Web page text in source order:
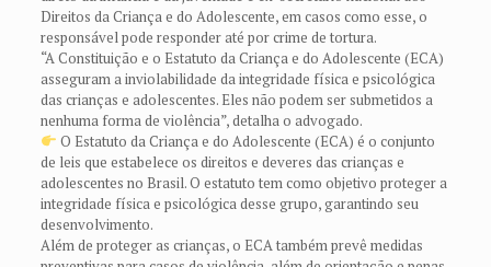
Direitos da Criança e do Adolescente, em casos como esse, o
responsável pode responder até por crime de tortura.
“A Constituição e o Estatuto da Criança e do Adolescente (ECA)
asseguram a inviolabilidade da integridade física e psicológica
das crianças e adolescentes. Eles não podem ser submetidos a
nenhuma forma de violência”, detalha o advogado.
O Estatuto da Criança e do Adolescente (ECA) é o conjunto
de leis que estabelece os direitos e deveres das crianças e
adolescentes no Brasil. O estatuto tem como objetivo proteger a
integridade física e psicológica desse grupo, garantindo seu
desenvolvimento.
Além de proteger as crianças, o ECA também prevê medidas